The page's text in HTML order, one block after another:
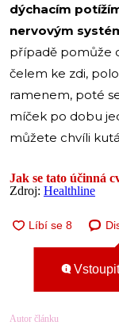
dýchacím
nervovým
případě pomůže
čelem ke zdi,
ramenem, poté
míček po dobu
můžete chvíli
Jak se tato účinná
Zdroj: Healthline
Autor článku